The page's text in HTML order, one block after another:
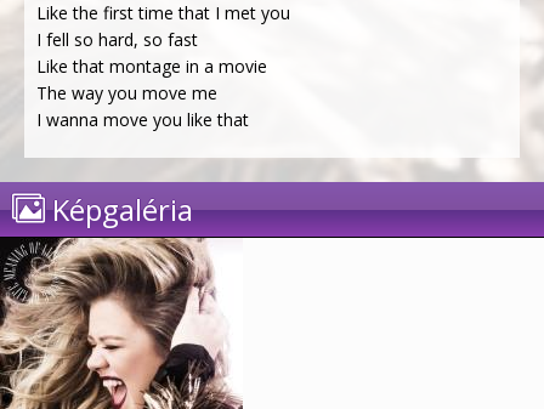
Like the first time that I met you
I fell so hard, so fast
Like that montage in a movie
The way you move me
I wanna move you like that
Képgaléria